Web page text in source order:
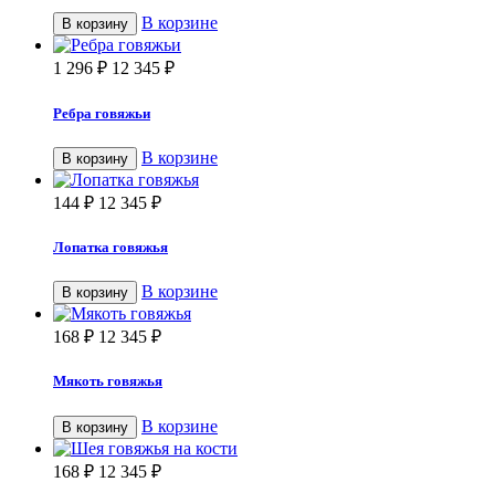
В корзину В корзине
1 296 ₽ 12 345 ₽
Ребра говяжьи
В корзину В корзине
144 ₽ 12 345 ₽
Лопатка говяжья
В корзину В корзине
168 ₽ 12 345 ₽
Мякоть говяжья
В корзину В корзине
168 ₽ 12 345 ₽